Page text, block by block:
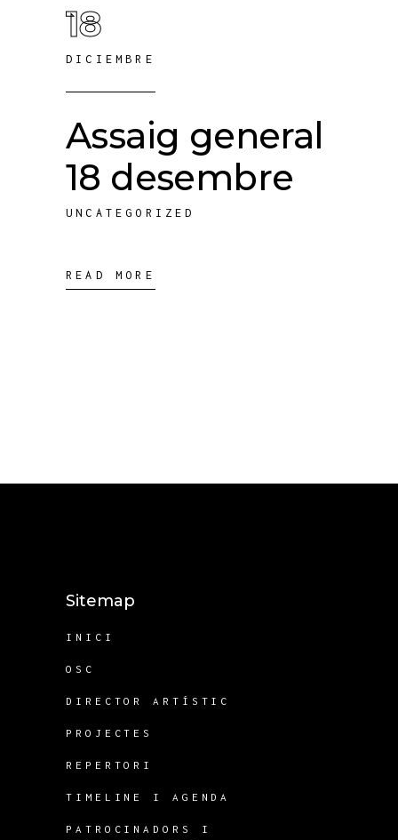
18
DICIEMBRE
Assaig general
18 desembre
UNCATEGORIZED
READ MORE
Sitemap
INICI
OSC
DIRECTOR ARTÍSTIC
PROJECTES
REPERTORI
TIMELINE I AGENDA
PATROCINADORS I